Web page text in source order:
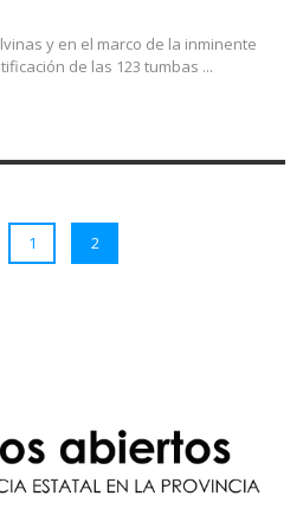
y en el marco de la inminente
de las 123 tumbas ...
1 2